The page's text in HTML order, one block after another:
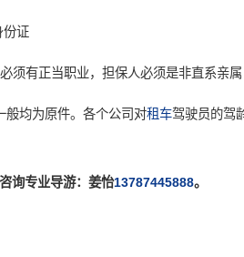
证
须有正当职业，担保人必须是非直系亲属
均为原件。各个公司对租车驾驶员的驾
专业导游：姜怡13787445888。